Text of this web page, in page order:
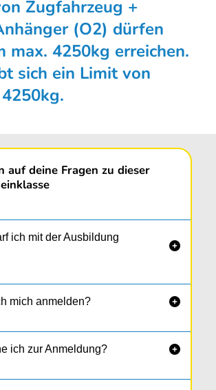
Zugfahrzeug +
(O2) dürfen
max. 4250kg erreichen.
sich ein Limit von
auf deine Fragen zu dieser
ich mit der Ausbildung

mich anmelden? 
ich zur Anmeldung? 